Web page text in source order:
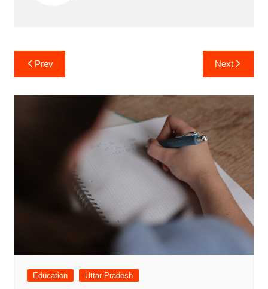
Post
navigation
Prev Next
Education Uttar Pradesh